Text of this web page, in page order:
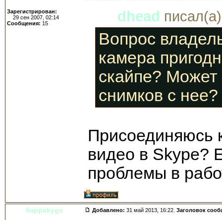
Зарегистрирован:
29 сен 2007, 02:14
Сообщения: 15 dhead
Вопрос
камера
скайпе? Может
снимков с нее?
Присоединяюсь
видео в Skype?
проблемы в
6appakyga Добавлено: 31 май 2013, 16:22. Заголовок